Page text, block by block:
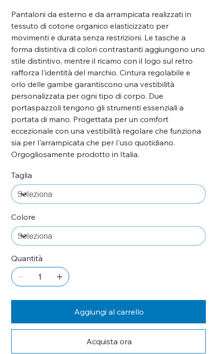
Pantaloni da esterno e da arrampicata realizzati in
tessuto di cotone organico elasticizzato per
movimenti e durata senza restrizioni. Le tasche a
forma distintiva di colori contrastanti aggiungono uno
stile distintivo, mentre il ricamo con il logo sul retro
rafforza l'identità del marchio. Cintura regolabile e
orlo delle gambe garantiscono una vestibilità
personalizzata per ogni tipo di corpo. Due
portaspazzoli tengono gli strumenti essenziali a
portata di mano. Progettata per un comfort
eccezionale con una vestibilità regolare che funziona
sia per l'arrampicata che per l'uso quotidiano.
Orgogliosamente prodotto in Italia.
Taglia
Colore
Quantità
Aggiungi al carrello
Acquista ora